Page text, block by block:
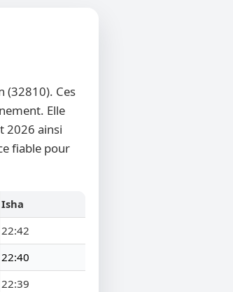
(32810). Ces
Elle
2026 ainsi
fiable pour
Isha
22:42
22:40
22:39